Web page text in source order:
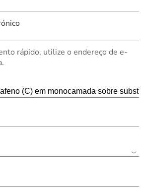
rápido, utilize o endereço de e-